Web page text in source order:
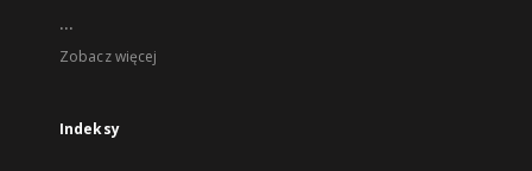
...
Zobacz więcej
Indeksy